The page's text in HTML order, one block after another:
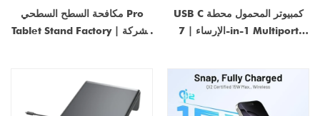
مكافحة السطح السطحي Pro
Tablet Stand Factory | الشركة
USB C كمبيوتر المحمول محطة
الإرساء | 7-in-1 Multiport
100W PD الشحن السريع |
الشركة المصنعة OEM